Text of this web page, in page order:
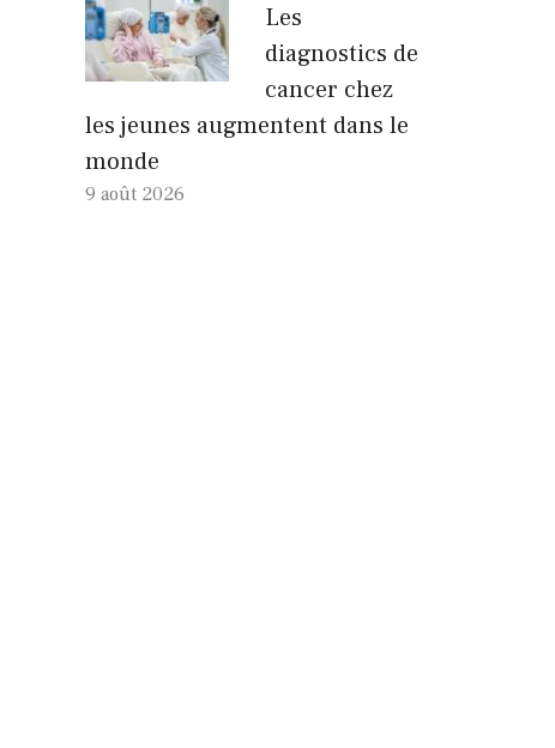
Les
diagnostics de
cancer chez
les jeunes augmentent dans le
monde
9 août 2026